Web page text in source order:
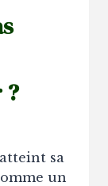
?
sa
un